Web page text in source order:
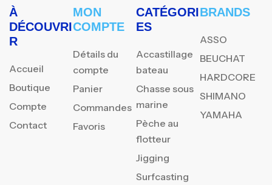
À
DÉCOUVRI
R
Accueil
Boutique
Compte
Contact
MON
COMPTE
Détails du
compte
Panier
Commandes
Favoris
CATÉGORI
ES
Accastillage
bateau
Chasse sous
marine
Pèche au
flotteur
Jigging
Surfcasting
BRANDS
ASSO
BEUCHAT
HARDCORE
SHIMANO
YAMAHA